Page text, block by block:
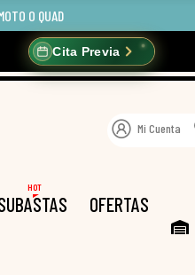
O QUAD
Cita Previa
Mi Cuenta
HOT
OFERTAS